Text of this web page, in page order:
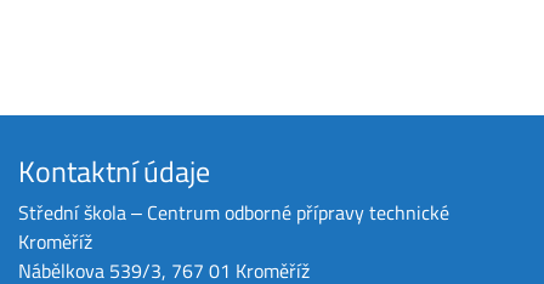
Kontaktní údaje
Střední škola ‒ Centrum odborné přípravy technické
Kroměříž
Nábělkova 539/3, 767 01 Kroměříž